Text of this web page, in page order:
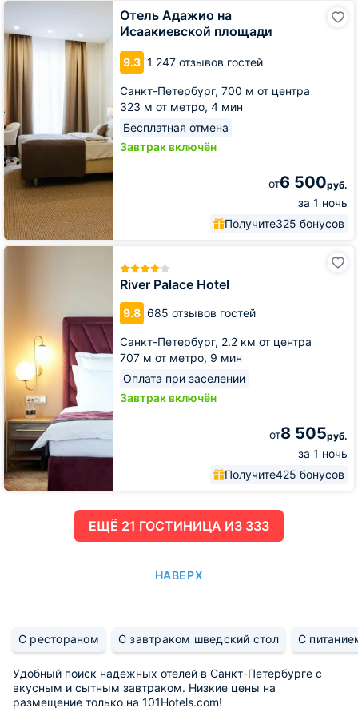
Отель Адажио на
Исаакиевской площади
9.3 1 247 отзывов гостей
Санкт-Петербург, 700 м от центра
323 м от метро, 4 мин
Бесплатная отмена
Завтрак включён
от6 500руб.
за 1 ночь
Получите325 бонусов
Отель
на
Исаакиевской
площади
River Palace Hotel
9.8 685 отзывов гостей
Санкт-Петербург, 2.2 км от центра
707 м от метро, 9 мин
Оплата при заселении
Завтрак включён
от8 505руб.
за 1 ночь
Получите425 бонусов
River
ЕЩË 21 ГОСТИНИЦА ИЗ 333
НАВЕРХ
С рестораном С завтраком шведский стол С
Удобный поиск надежных отелей в Санкт-Петербурге с
вкусным и сытным завтраком. Низкие цены на
размещение только на 101Hotels.com!